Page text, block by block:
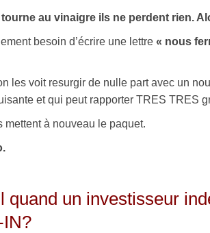
tourne au vinaigre ils ne perdent rien.
besoin d’écrire une lettre « nous
les voit resurgir de nulle part avec un
et qui peut rapporter TRES TRES
mettent à nouveau le paquet.
quand un investisseur
IN?